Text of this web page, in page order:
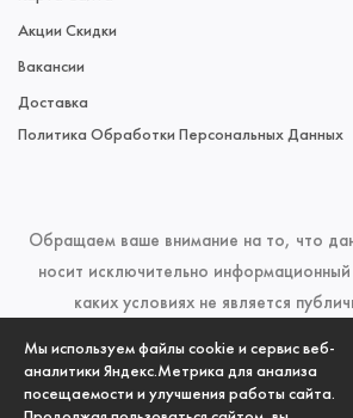
Мы используем файлы cookie и сервис веб-
аналитики Яндекс.Метрика для анализа
посещаемости и улучшения работы сайта.
Акции Скидки
Вакансии
Доставка
Политика Обработки Персональных Данных
Обращаем ваше внимание на то, что
носит исключительно
каких условиях не является
кодекса Российской Федерации. Для
информации о наличии и стоимости